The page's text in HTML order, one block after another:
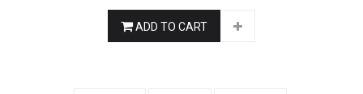
ADD TO CART